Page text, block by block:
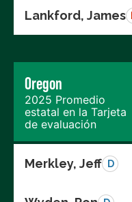
Lankford, James
Oregon
2025 Promedio
estatal en la Tarjeta
de evaluación
Merkley, Jeff D